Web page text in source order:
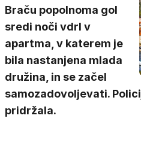
Braču popolnoma gol
sredi noči vdrl v
apartma, v katerem je
bila nastanjena mlada
družina, in se začel
samozadovoljevati.
pridržala.